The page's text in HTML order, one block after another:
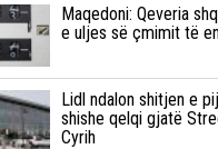
Maqedoni: Qeveria
e uljes së çmimit të
Lidl ndalon shitjen e
shishe qelqi gjatë
Cyrih